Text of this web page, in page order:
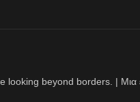
beyond borders. | Μια